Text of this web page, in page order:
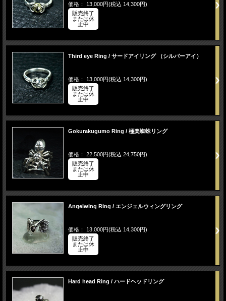
価格： 13,000円(税込 14,300円)
販売終了
または休
止中
Third eye Ring / サードアイリング （シルバーアイ）
価格： 13,000円(税込 14,300円)
販売終了
または休
止中
Gokurakugumo Ring / 極楽蜘蛛リング
価格： 22,500円(税込 24,750円)
販売終了
または休
止中
Angelwing Ring / エンジェルウィングリング
価格： 13,000円(税込 14,300円)
販売終了
または休
止中
Hard head Ring / ハードヘッドリング